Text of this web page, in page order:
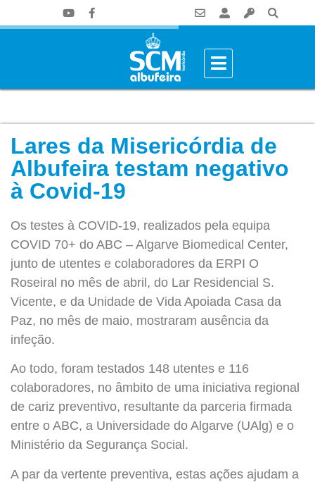
Lares da Misericórdia de
Albufeira testam negativo
à Covid-19
Os testes à COVID-19, realizados pela equipa
COVID 70+ do ABC – Algarve Biomedical Center,
junto de utentes e colaboradores da ERPI O
Roseiral no mês de abril, do Lar Residencial S.
Vicente, e da Unidade de Vida Apoiada Casa da
Paz, no mês de maio, mostraram ausência da
infeção.
Ao todo, foram testados 148 utentes e 116
colaboradores, no âmbito de uma iniciativa regional
de cariz preventivo, resultante da parceria firmada
entre o ABC, a Universidade do Algarve (UAlg) e o
Ministério da Segurança Social.
A par da vertente preventiva, estas ações ajudam a